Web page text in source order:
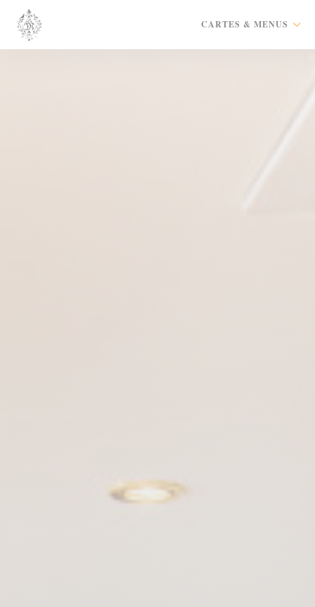
Personnalisation de vos choix en matière de cookies
CARTES & MENUS